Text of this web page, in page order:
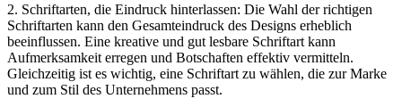
2. Schriftarten, die ‌Eindruck hinterlassen: Die Wahl der richtigen⁤
Schriftarten⁤ kann ​den Gesamteindruck des ⁣Designs erheblich
beeinflussen. Eine kreative​ und gut ⁤lesbare Schriftart kann
Aufmerksamkeit erregen ⁤und Botschaften effektiv vermitteln.
Gleichzeitig ‌ist es ⁤wichtig, eine Schriftart zu wählen, die zur Marke
und zum Stil‍ des Unternehmens passt.